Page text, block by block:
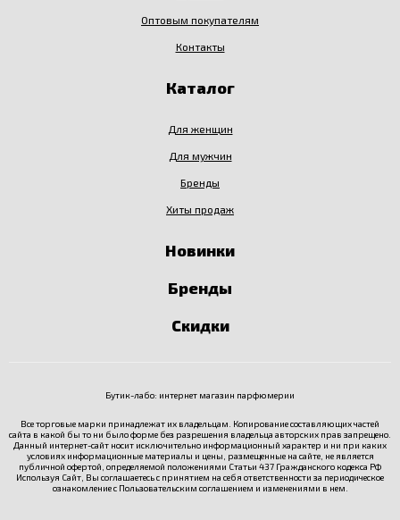
Оптовым покупателям
Контакты
Каталог
Для женщин
Для мужчин
Бренды
Хиты продаж
Новинки
Бренды
Скидки
Бутик-лабо: интернет магазин парфюмерии
Все торговые марки принадлежат их владельцам. Копирование составляющих частей
сайта в какой бы то ни было форме без разрешения владельца авторских прав запрещено.
Данный интернет-сайт носит исключительно информационный характер и ни при каких
условиях информационные материалы и цены, размещенные на сайте, не является
публичной офертой, определяемой положениями Статьи 437 Гражданского кодекса РФ
Используя Сайт, Вы соглашаетесь с принятием на себя ответственности за периодическое
ознакомление с Пользовательским соглашением и изменениями в нем.